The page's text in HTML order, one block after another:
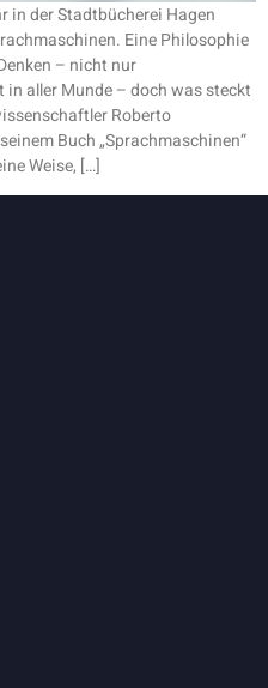
in der Stadtbücherei Hagen
Eine Philosophie
– nicht nur
aller Munde – doch was steckt
Roberto
Buch „Sprachmaschinen“
Weise, […]